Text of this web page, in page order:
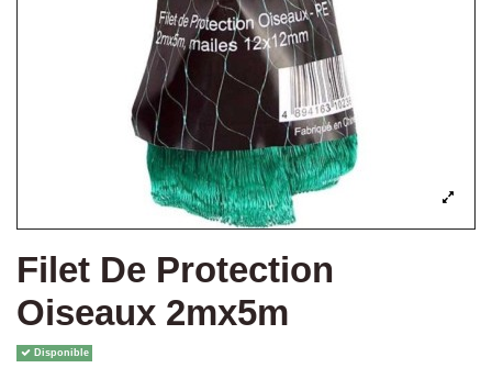
Filet De Protection
Oiseaux 2mx5m
Disponible